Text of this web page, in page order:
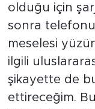
olduğu için
sonra telefonu
meselesi
ilgili
şikayette de
ettireceğim.